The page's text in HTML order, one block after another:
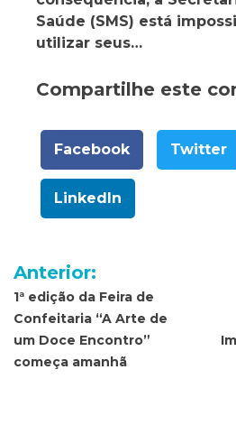
Saúde (SMS) está
utilizar seus…
Compartilhe este
Facebook Twitter
LinkedIn
Navegação
de
Post
Anterior:
1ª edição da Feira de
Confeitaria “A Arte de
um Doce Encontro”
começa amanhã